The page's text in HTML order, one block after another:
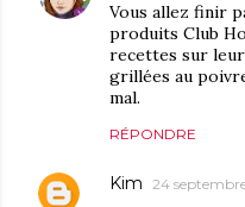
Vous allez finir
produits Club
recettes sur
grillées au
mal.
RÉPONDRE
Kim 24